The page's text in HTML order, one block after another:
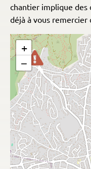
chantier implique des
déjà à vous
+
−